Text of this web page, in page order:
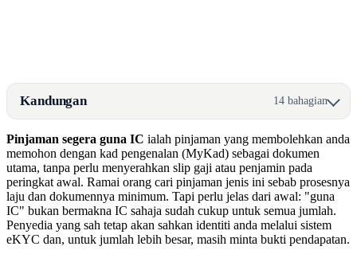
Kandungan 14 bahagian
Pinjaman segera guna IC ialah pinjaman yang membolehkan anda
memohon dengan kad pengenalan (MyKad) sebagai dokumen
utama, tanpa perlu menyerahkan slip gaji atau penjamin pada
peringkat awal. Ramai orang cari pinjaman jenis ini sebab prosesnya
laju dan dokumennya minimum. Tapi perlu jelas dari awal: "guna
IC" bukan bermakna IC sahaja sudah cukup untuk semua jumlah.
Penyedia yang sah tetap akan sahkan identiti anda melalui sistem
eKYC dan, untuk jumlah lebih besar, masih minta bukti pendapatan.